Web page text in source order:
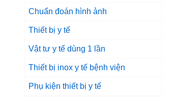
Chuẩn đoán hình ảnh
Thiết bị y tế
Vật tư y tế dùng 1 lần
Thiết bị inox y tế bệnh viện
Phụ kiện thiết bị y tế